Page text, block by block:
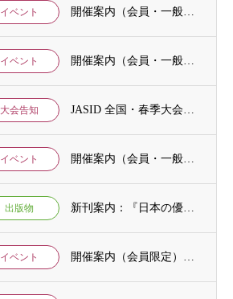
イベント 開催案内（会員・一般）：神戸大学ユネスコチェア開催セミナーのご案内
イベント 開催案内（会員・一般）：「みんなのSDGs」セッション「今こそ考えるSDGsと戦争・平...
大会告知 JASID 全国・春季大会：JASIDブックトーク報告募集
イベント 開催案内（会員・一般）：IDCJ主催 第52回プロフェッショナル統計分析ワークショップ...
出版物 新刊案内：『日本の優位性が通用しないという戦略ー地域の文化を考えた競争優位ー』ご案内
イベント 開催案内（会員限定）：【8/6 公開シンポジウムのご案内】「持続可能で包括的な移住ガバ...